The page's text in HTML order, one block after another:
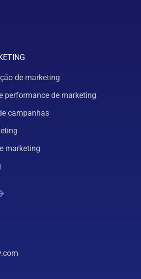
de marketing
performance de marketing
campanhas
marketing